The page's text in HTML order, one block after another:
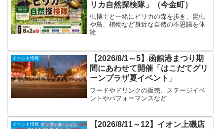
リカ自然探検隊」（今金町）
虫博士と一緒にピリカの森を歩き、昆虫
や鳥、植物など身近な自然の不思議を体
験
イベント情報
【2026/8/1～5】函館港まつり期
間にあわせて開催「はこだてグリ
ーンプラザ夏イベント」
フードやドリンクの販売、ステージイベ
ントやパフォーマンスなど
イベント情報
【2026/8/11～12】イオン上磯店